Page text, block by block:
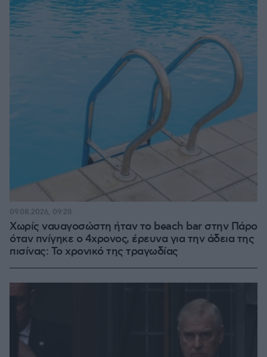
Χωρίς ναυαγοσώστη ήταν το beach bar στην Πάρο
όταν πνίγηκε ο 4χρονος, έρευνα για την άδεια της
πισίνας: Το χρονικό της τραγωδίας
09.08.2026, 09:28